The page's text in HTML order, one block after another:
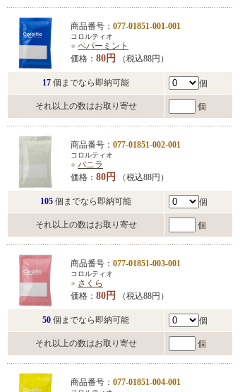
商品番号： 077-01851-001-001
コロルティオ
● ペパーミント
価格： 80円 （税込88円）
17 個までなら即納可能 個
それ以上の数はお取り寄せ 個
商品番号： 077-01851-002-001
コロルティオ
● バニラ
価格： 80円 （税込88円）
105 個までなら即納可能 個
それ以上の数はお取り寄せ 個
商品番号： 077-01851-003-001
コロルティオ
● さくら
価格： 80円 （税込88円）
50 個までなら即納可能 個
それ以上の数はお取り寄せ 個
商品番号： 077-01851-004-001